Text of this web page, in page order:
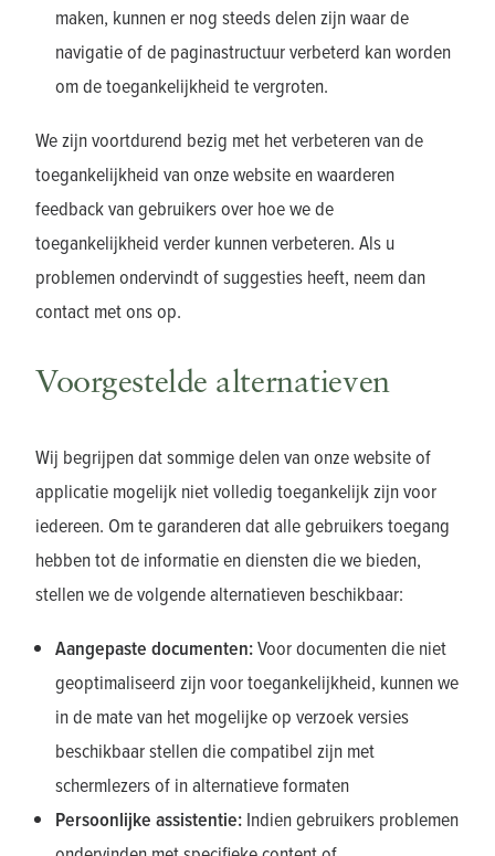
maken, kunnen er nog steeds delen zijn waar de
navigatie of de paginastructuur verbeterd kan worden
om de toegankelijkheid te vergroten.
We zijn voortdurend bezig met het verbeteren van de
toegankelijkheid van onze website en waarderen
feedback van gebruikers over hoe we de
toegankelijkheid verder kunnen verbeteren. Als u
problemen ondervindt of suggesties heeft, neem dan
contact met ons op.
Voorgestelde alternatieven
Wij begrijpen dat sommige delen van onze website of
applicatie mogelijk niet volledig toegankelijk zijn voor
iedereen. Om te garanderen dat alle gebruikers toegang
hebben tot de informatie en diensten die we bieden,
stellen we de volgende alternatieven beschikbaar:
Aangepaste documenten:Voor documenten die niet
geoptimaliseerd zijn voor toegankelijkheid, kunnen we
in de mate van het mogelijke op verzoek versies
beschikbaar stellen die compatibel zijn met
schermlezers of in alternatieve formaten
Persoonlijke assistentie: Indien gebruikers problemen